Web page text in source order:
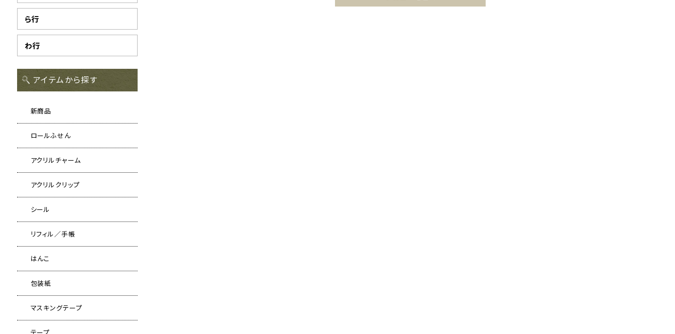
ら行
わ行
アイテムから探す
新商品
ロールふせん
アクリルチャーム
アクリルクリップ
シール
リフィル／手帳
はんこ
包装紙
マスキングテープ